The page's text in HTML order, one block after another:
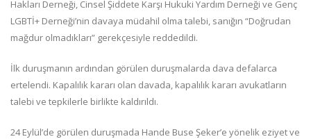
Hakları Derneği, Cinsel Şiddete Karşı Hukuki Yardım Derneği ve Genç
LGBTİ+ Derneği’nin davaya müdahil olma talebi, sanığın “Doğrudan
mağdur olmadıkları” gerekçesiyle reddedildi.
İlk duruşmanın ardından görülen duruşmalarda dava defalarca
ertelendi. Kapalılık kararı olan davada, kapalılık kararı avukatların
talebi ve tepkilerle birlikte kaldırıldı.
24 Eylül’de görülen duruşmada Hande Buse Şeker’e yönelik eziyet ve